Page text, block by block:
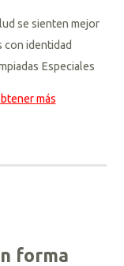
se sienten mejor
con identidad
Especiales
más
forma